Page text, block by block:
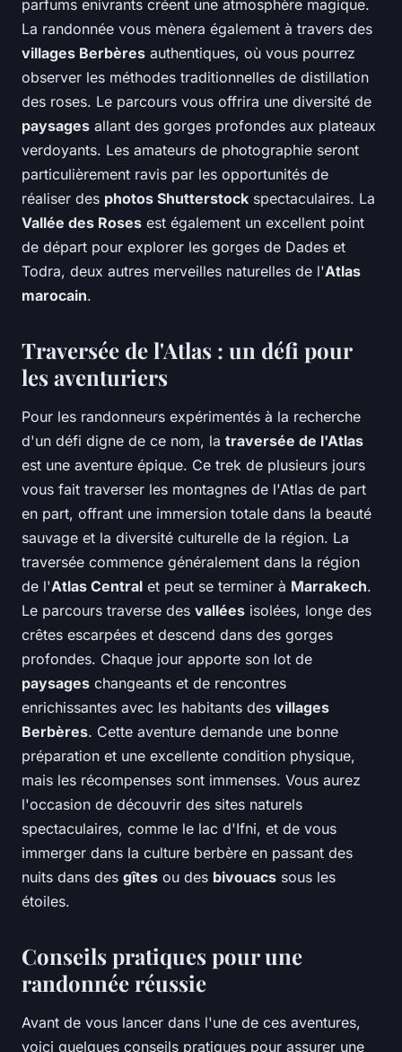
parfums enivrants créent une atmosphère magique.
La randonnée vous mènera également à travers des
villages Berbères authentiques, où vous pourrez
observer les méthodes traditionnelles de distillation
des roses. Le parcours vous offrira une diversité de
paysages allant des gorges profondes aux plateaux
verdoyants. Les amateurs de photographie seront
particulièrement ravis par les opportunités de
réaliser des photos Shutterstock spectaculaires. La
Vallée des Roses est également un excellent point
de départ pour explorer les gorges de Dades et
Todra, deux autres merveilles naturelles de l'Atlas
marocain.
Traversée de l'Atlas : un défi pour
les aventuriers
Pour les randonneurs expérimentés à la recherche
d'un défi digne de ce nom, la traversée de l'Atlas
est une aventure épique. Ce trek de plusieurs jours
vous fait traverser les montagnes de l'Atlas de part
en part, offrant une immersion totale dans la beauté
sauvage et la diversité culturelle de la région. La
traversée commence généralement dans la région
de l'Atlas Central et peut se terminer à Marrakech.
Le parcours traverse des vallées isolées, longe des
crêtes escarpées et descend dans des gorges
profondes. Chaque jour apporte son lot de
paysages changeants et de rencontres
enrichissantes avec les habitants des villages
Berbères. Cette aventure demande une bonne
préparation et une excellente condition physique,
mais les récompenses sont immenses. Vous aurez
l'occasion de découvrir des sites naturels
spectaculaires, comme le lac d'Ifni, et de vous
immerger dans la culture berbère en passant des
nuits dans des gîtes ou des bivouacs sous les
étoiles.
Conseils pratiques pour une
randonnée réussie
Avant de vous lancer dans l'une de ces aventures,
voici quelques conseils pratiques pour assurer une